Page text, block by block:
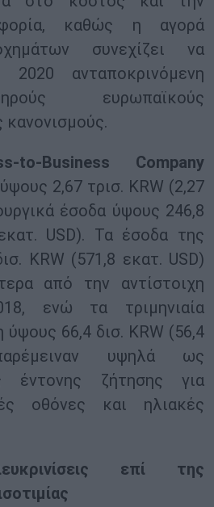
καθώς η αγορά
συνεχίζει να
2020 ανταποκρινόμενη
ευρωπαϊκούς
κανονισμούς.
to-Business Company
2,67 τρισ. KRW (2,27
έσοδα ύψους 246,8
USD). Τα έσοδα της
KRW (571,8 εκατ. USD)
από την αντίστοιχη
ενώ τα τριμηνιαία
ύψους 66,4 δισ. KRW (56,4
υψηλά ως
έντονης ζήτησης για
οθόνες και ηλιακές
επί της